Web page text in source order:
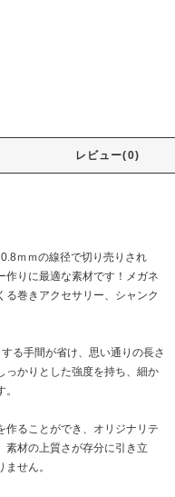
レビュー(0)
ｍｍの線径で切り売りされ
作りに最適な素材です！メガネ
る巻きアクセサリー、シャンク
る手間が省け、思い通りの長さ
っかりとした強度を持ち、細か
作ることができ、オリジナリテ
素材の上質さが存分に引き立
せん。